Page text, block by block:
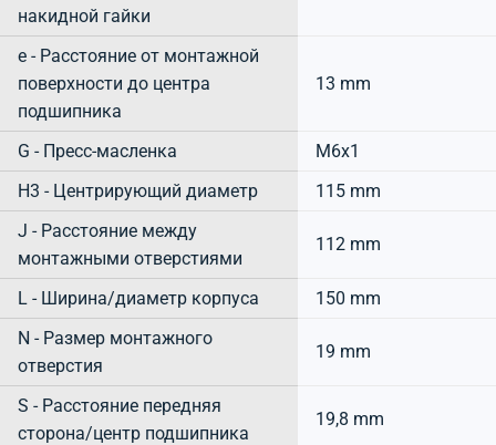
накидной гайки
e - Расстояние от монтажной
поверхности до центра
подшипника
13 mm
G - Пресс-масленка
M6x1
H3 - Центрирующий диаметр
115 mm
J - Расстояние между
монтажными отверстиями
112 mm
L - Ширина/диаметр корпуса
150 mm
N - Размер монтажного
отверстия
19 mm
S - Расстояние передняя
сторона/центр подшипника
19,8 mm